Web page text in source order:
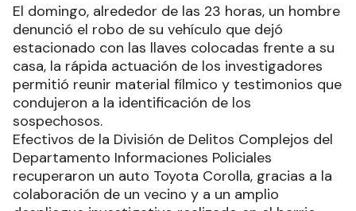
El domingo, alrededor de las 23 horas, un hombre
denunció el robo de su vehículo que dejó
estacionado con las llaves colocadas frente a su
casa, la rápida actuación de los investigadores
permitió reunir material fílmico y testimonios que
condujeron a la identificación de los
sospechosos.
Efectivos de la División de Delitos Complejos del
Departamento Informaciones Policiales
recuperaron un auto Toyota Corolla, gracias a la
colaboración de un vecino y a un amplio